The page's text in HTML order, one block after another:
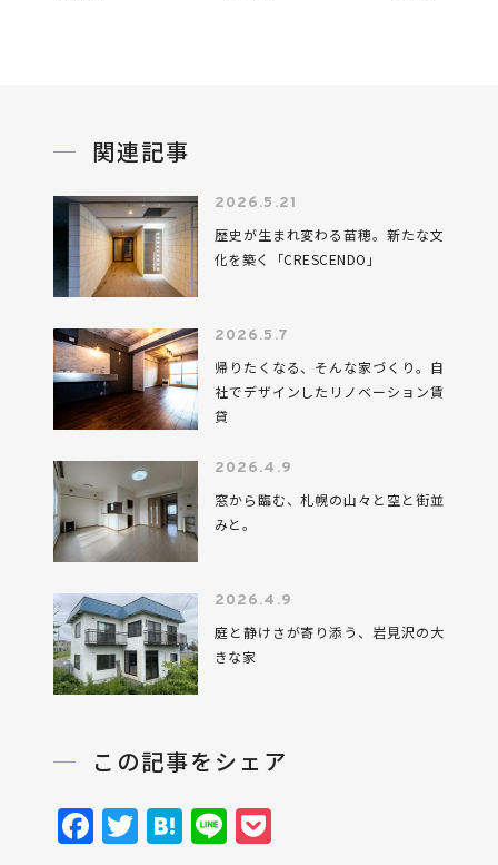
ブッケンログ
関連記事
2026.5.21
歴史が生まれ変わる苗穂。新たな文
化を築く「CRESCENDO」
2026.5.7
帰りたくなる、そんな家づくり。自
社でデザインしたリノベーション賃
貸
2026.4.9
窓から臨む、札幌の山々と空と街並
みと。
2026.4.9
庭と静けさが寄り添う、岩見沢の大
きな家
この記事をシェア
Facebook
Twitter
Hatena
LinePocket